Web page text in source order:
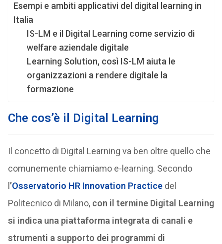
Esempi e ambiti applicativi del digital learning in
Italia
IS-LM e il Digital Learning come servizio di
welfare aziendale digitale
Learning Solution, così IS-LM aiuta le
organizzazioni a rendere digitale la
formazione
Che cos’è il Digital Learning
Il concetto di Digital Learning va ben oltre quello che
comunemente chiamiamo e-learning. Secondo
’Osservatorio HR Innovation Practicedel
Politecnico di Milano, con il termine Digital Learning
si indica una piattaforma integrata di canali e
strumenti a supporto dei programmi di